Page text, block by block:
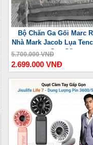
Bộ Chăn Ga Gối Marc
Nhà Mark Jacob Lụa
Cao Cấp
5.700.000 VNĐ
2.699.000 VNĐ